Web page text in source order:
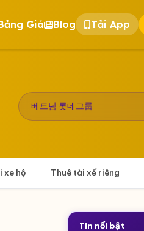
Giá Blog Tải App
xe hộ Thuê tài xế riêng
Tin nổi bật